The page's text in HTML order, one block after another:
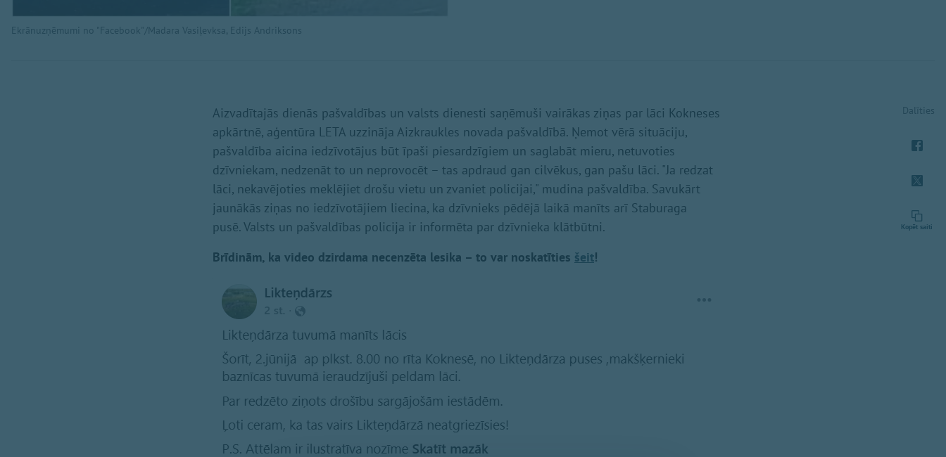
Ekrānuzņēmumi no "Facebook"/Madara Vasiļevksa, Edijs Andriksons
Aizvadītajās dienās pašvaldības un valsts dienesti saņēmuši vairākas ziņas par lāci Kokneses
apkārtnē, aģentūra LETA uzzināja Aizkraukles novada pašvaldībā. Ņemot vērā situāciju,
pašvaldība aicina iedzīvotājus būt īpaši piesardzīgiem un saglabāt mieru, netuvoties
dzīvniekam, nedzenāt to un neprovocēt – tas apdraud gan cilvēkus, gan pašu lāci. "Ja redzat
lāci, nekavējoties meklējiet drošu vietu un zvaniet policijai," mudina pašvaldība. Savukārt
jaunākās ziņas no iedzīvotājiem liecina, ka dzīvnieks pēdējā laikā manīts arī Staburaga
pusē. Valsts un pašvaldības policija ir informēta par dzīvnieka klātbūtni.
Brīdinām, ka video dzirdama necenzēta lesika – to var noskatīties šeit!
Dalīties
Kopēt saiti